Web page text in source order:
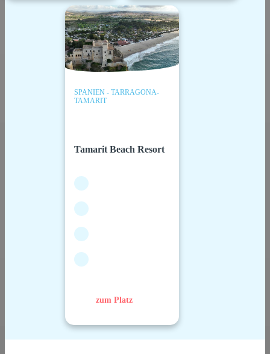
SPANIEN - TARRAGONA-
TAMARIT
Tamarit Beach Resort
zum Platz